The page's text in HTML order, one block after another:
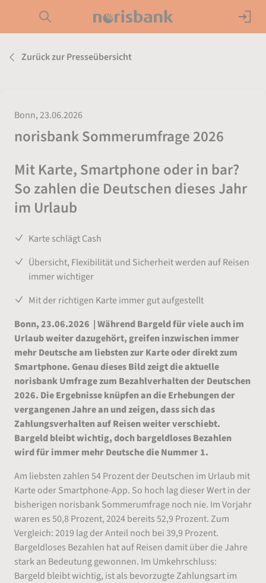
Girokonto
Geldanlage
Zurück zur Presseübersicht
Bonn, 23.06.2026
norisbank Sommerumfrage 2026
Mit Karte, Smartphone oder in bar?
So zahlen die Deutschen dieses Jahr
im Urlaub
Karte schlägt Cash
Übersicht, Flexibilität und Sicherheit werden auf Reisen
immer wichtiger
Mit der richtigen Karte immer gut aufgestellt
Bonn, 23.06.2026 | Während Bargeld für viele auch im
Urlaub weiter dazugehört, greifen inzwischen immer
mehr Deutsche am liebsten zur Karte oder direkt zum
Smartphone. Genau dieses Bild zeigt die aktuelle
norisbank Umfrage zum Bezahlverhalten der Deutschen
2026. Die Ergebnisse knüpfen an die Erhebungen der
vergangenen Jahre an und zeigen, dass sich das
Zahlungsverhalten auf Reisen weiter verschiebt.
Bargeld bleibt wichtig, doch bargeldloses Bezahlen
wird für immer mehr Deutsche die Nummer 1.
Am liebsten zahlen 54 Prozent der Deutschen im Urlaub mit
Karte oder Smartphone-App. So hoch lag dieser Wert in der
bisherigen norisbank Sommerumfrage noch nie. Im Vorjahr
waren es 50,8 Prozent, 2024 bereits 52,9 Prozent. Zum
Vergleich: 2019 lag der Anteil noch bei 39,9 Prozent.
Bargeldloses Bezahlen hat auf Reisen damit über die Jahre
stark an Bedeutung gewonnen. Im Umkehrschluss:
Bargeld bleibt wichtig, ist als bevorzugte Zahlungsart im